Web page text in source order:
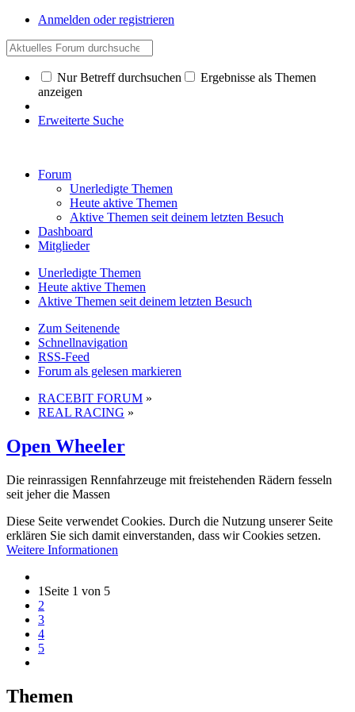
Anmelden oder registrieren
Nur Betreff durchsuchen
Ergebnisse als Themen
anzeigen
Erweiterte Suche
Forum
Unerledigte Themen
Heute aktive Themen
Aktive Themen seit deinem letzten Besuch
Dashboard
Mitglieder
Unerledigte Themen
Heute aktive Themen
Aktive Themen seit deinem letzten Besuch
Zum Seitenende
Schnellnavigation
RSS-Feed
Forum als gelesen markieren
RACEBIT FORUM »
REAL RACING »
Open Wheeler
Die reinrassigen Rennfahrzeuge mit freistehenden Rädern fesseln
seit jeher die Massen
Diese Seite verwendet Cookies. Durch die Nutzung unserer Seite
erklären Sie sich damit einverstanden, dass wir Cookies setzen.
Weitere Informationen
1 Seite 1 von 5
2
3
4
5
Themen